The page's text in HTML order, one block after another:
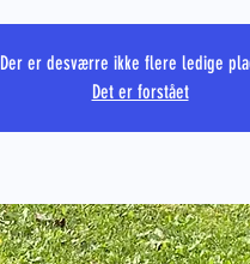
Der er desværre ikke flere ledige
Det er forstået